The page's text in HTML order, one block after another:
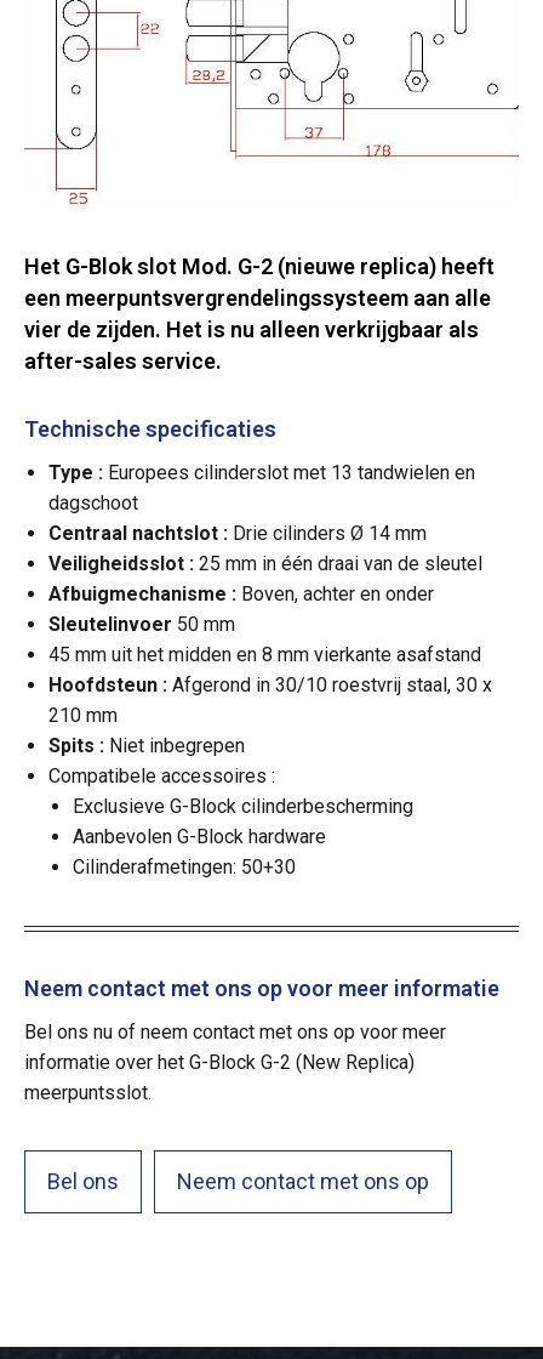
Het G-Blok slot Mod. G-2 (nieuwe replica) heeft
een meerpuntsvergrendelingssysteem aan alle
vier de zijden. Het is nu alleen verkrijgbaar als
after-sales service.
Technische specificaties
Type : Europees cilinderslot met 13 tandwielen en
dagschoot
Centraal nachtslot : Drie cilinders Ø 14 mm
Veiligheidsslot : 25 mm in één draai van de sleutel
Afbuigmechanisme : Boven, achter en onder
Sleutelinvoer 50 mm
45 mm uit het midden en 8 mm vierkante asafstand
Hoofdsteun : Afgerond in 30/10 roestvrij staal, 30 x
210 mm
Spits : Niet inbegrepen
Compatibele accessoires :
Exclusieve G-Block cilinderbescherming
Aanbevolen G-Block hardware
Cilinderafmetingen: 50+30
Neem contact met ons op voor meer informatie
Bel ons nu of neem contact met ons op voor meer
informatie over het G-Block G-2 (New Replica)
meerpuntsslot.
Bel ons Neem contact met ons op